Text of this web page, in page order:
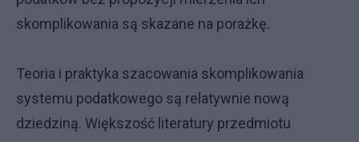
skomplikowania są skazane na porażkę.
Teoria i praktyka szacowania skomplikowania
systemu podatkowego są relatywnie nową
dziedziną. Większość literatury przedmiotu